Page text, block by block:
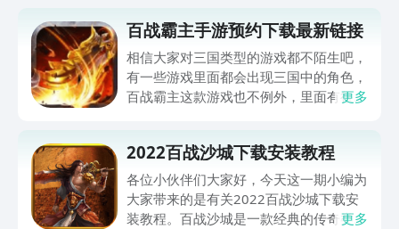
百战霸主手游预约下载最新链接
相信大家对三国类型的游戏都不陌生吧，
有一些游戏里面都会出现三国中的角色，
百战霸主这款游戏也不例外，里面有很多
么呢？下面小编就会为大家来详细介绍一
下这款游戏的内容玩法以及下载方式，各
位玩家也可以一起来看一看。
更多
2022百战沙城下载安装教程
各位小伙伴们大家好，今天这一期小编为
大家带来的是有关2022百战沙城下载安
装教程。百战沙城是一款经典的传奇类手
更多